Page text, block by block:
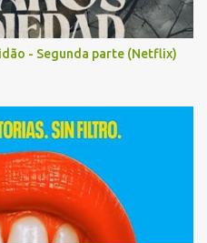
- Segunda parte (Netflix)